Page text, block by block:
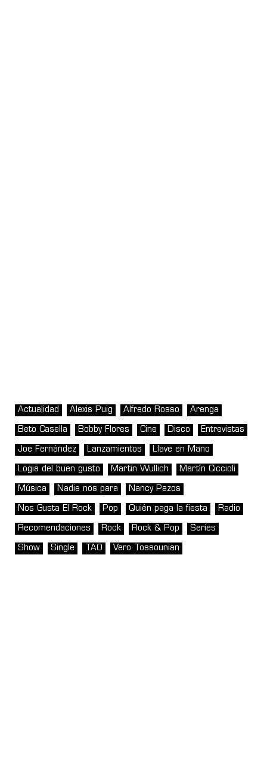
Actualidad Alexis Puig Alfredo Rosso Arenga
Beto Casella Bobby Flores Cine Disco Entrevistas
Joe Fernández Lanzamientos Llave en Mano
Logia del buen gusto Martin Wullich Martín Ciccioli
Música Nadie nos para Nancy Pazos
Nos Gusta El Rock Pop Quién paga la fiesta Radio
Recomendaciones Rock Rock & Pop Series
Show Single TAO Vero Tossounian